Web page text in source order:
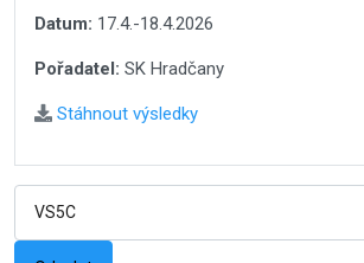
Datum: 17.4.-18.4.2026
Pořadatel: SK Hradčany
Stáhnout výsledky